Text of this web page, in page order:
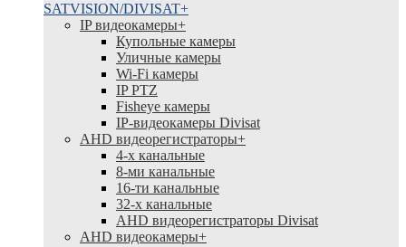
SATVISION/DIVISAT+
IP видеокамеры+
Купольные камеры
Уличные камеры
Wi-Fi камеры
IP PTZ
Fisheye камеры
IP-видеокамеры Divisat
АНD видеорегистраторы+
4-х канальные
8-ми канальные
16-ти канальные
32-х канальные
AHD видеорегистраторы Divisat
AHD видеокамеры+